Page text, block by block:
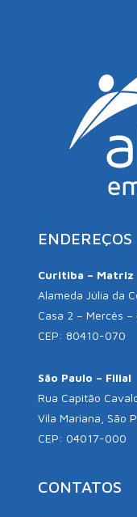
ENDEREÇOS
Curitiba – Matriz
Alameda Júlia da
Casa 2 – Mercês –
CEP: 80410-070
São Paulo – Filial
Rua Capitão
Vila Mariana, São
CEP: 04017-000
CONTATOS